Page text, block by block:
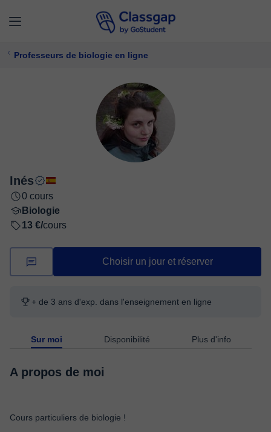
Professeurs de biologie en ligne
Inés
0 cours
Biologie
13 €/cours
Choisir un jour et réserver
+ de 3 ans d'exp. dans l'enseignement en ligne
Sur moi Disponibilité Plus d'info
A propos de moi
Cours particuliers de biologie !